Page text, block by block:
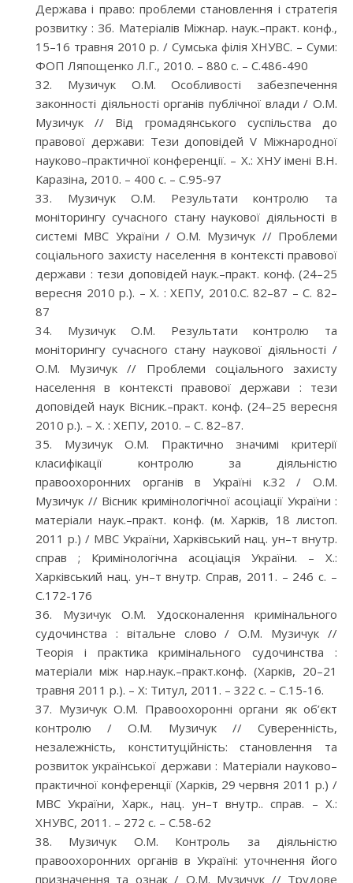
Держава і право: проблеми становлення і стратегія
розвитку : Зб. Матеріалів Міжнар. наук.–практ. конф.,
15–16 травня 2010 р. / Сумська філія ХНУВС. – Суми:
ФОП Ляпощенко Л.Г., 2010. – 880 с. – С.486-490
Музичук О.М. Особливості забезпечення
законності діяльності органів публічної влади / О.М.
Музичук // Від громадянського суспільства до
правової держави: Тези доповідей V Міжнародної
науково–практичної конференції. – Х.: ХНУ імені В.Н.
Каразіна, 2010. – 400 с. – С.95-97
Музичук О.М. Результати контролю та
моніторингу сучасного стану наукової діяльності в
системі МВС України / О.М. Музичук // Проблеми
соціального захисту населення в контексті правової
держави : тези доповідей наук.–практ. конф. (24–25
вересня 2010 р.). – Х. : ХЕПУ, 2010.С. 82–87 – С. 82–
87
Музичук О.М. Результати контролю та
моніторингу сучасного стану наукової діяльності /
О.М. Музичук // Проблеми соціального захисту
населення в контексті правової держави : тези
доповідей наук Вісник.–практ. конф. (24–25 вересня
2010 р.). – Х. : ХЕПУ, 2010. – С. 82–87.
Музичук О.М. Практично значимі критерії
класифікації контролю за діяльністю
правоохоронних органів в Україні к.32 / О.М.
Музичук // Вісник кримінологічної асоціації України :
матеріали наук.–практ. конф. (м. Харків, 18 листоп.
2011 р.) / МВС України, Харківський нац. ун–т внутр.
справ ; Кримінологічна асоціація України. – Х.:
Харківський нац. ун–т внутр. Справ, 2011. – 246 с. –
С.172-176
Музичук О.М. Удосконалення кримінального
судочинства : вітальне слово / О.М. Музичук //
Теорія і практика кримінального судочинства :
матеріали між нар.наук.–практ.конф. (Харків, 20–21
травня 2011 р.). – Х: Титул, 2011. – 322 с. – С.15-16.
Музичук О.М. Правоохоронні органи як об’єкт
контролю / О.М. Музичук // Суверенність,
незалежність, конституційність: становлення та
розвиток української держави : Матеріали науково–
практичної конференції (Харків, 29 червня 2011 р.) /
МВС України, Харк., нац. ун–т внутр.. справ. – Х.:
ХНУВС, 2011. – 272 с. – С.58-62
Музичук О.М. Контроль за діяльністю
правоохоронних органів в Україні: уточнення його
призначення та ознак / О.М. Музичук // Трудове